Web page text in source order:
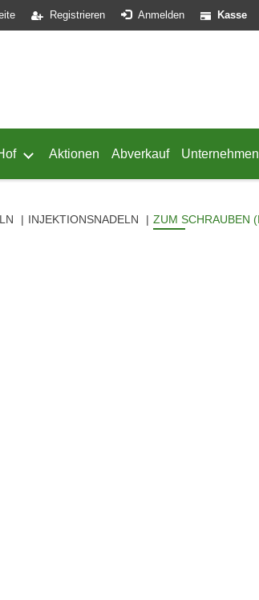
Registrieren Anmelden Kasse
öffnen
Untermenü von Haus und Hof öffnen
Aktionen Abverkauf Unternehmen
INJEKTIONSNADELN ZUM SCHRAUBEN